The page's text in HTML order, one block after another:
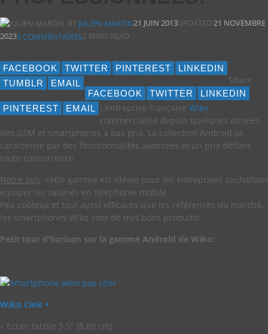
BY JULIEN MARTIN21 JUIN 2013UPDATED:21 NOVEMBRE
20233 COMMENTAIRES2 MINS READ
FACEBOOK TWITTER PINTEREST
LINKEDIN
TUMBLR
EMAIL Share
FACEBOOK TWITTER
LINKEDIN
PINTEREST
EMAIL L’entreprise française Wiko
commercialise depuis quelques années
des GSM et smartphones à bas prix. La collection Android se
caractérise par des fonctionnalités avancées et un prix défiant
toute concurrence.
Notre avis: cette gamme est idéale pour les entreprises souhaitant
équiper les salariés en téléphonie mobile.
Peu coûteux et tout aussi efficaces que les références du marché,
les smartphones Wiko sont de très bons produits!
Petit tour d’horizon sur la gamme Android de Wiko:
Wiko Cink +
– Ecran tactile 3.5″ (8.89 cm)